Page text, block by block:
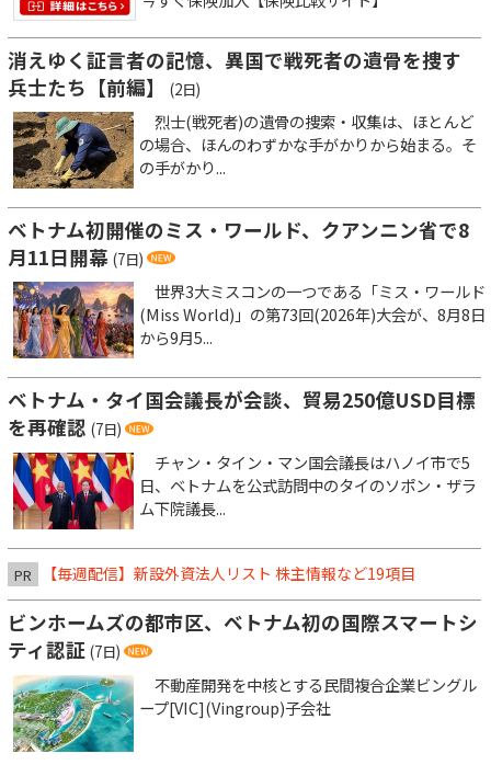
消えゆく証言者の記憶、異国で戦死者の遺骨を捜す
兵士たち【前編】
(2日)
烈士(戦死者)の遺骨の捜索・収集は、ほとんど
の場合、ほんのわずかな手がかりから始まる。そ
の手がかり...
ベトナム初開催のミス・ワールド、クアンニン省で8
月11日開幕 (7日)
世界3大ミスコンの一つである「ミス・ワールド
(Miss World)」の第73回(2026年)大会が、8月8日
から9月5...
ベトナム・タイ国会議長が会談、貿易250億USD目標
を再確認 (7日)
チャン・タイン・マン国会議長はハノイ市で5
日、ベトナムを公式訪問中のタイのソポン・ザラ
ム下院議長...
PR 【毎週配信】新設外資法人リスト 株主情報など19項目
ビンホームズの都市区、ベトナム初の国際スマートシ
ティ認証 (7日)
不動産開発を中核とする民間複合企業ビングル
ープ[VIC](Vingroup)子会社